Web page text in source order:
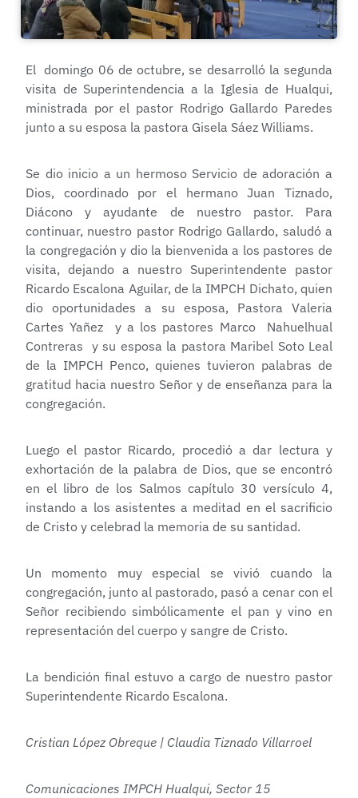
El domingo 06 de octubre, se desarrolló la segunda
visita de Superintendencia a la Iglesia de Hualqui,
ministrada por el pastor Rodrigo Gallardo Paredes
junto a su esposa la pastora Gisela Sáez Williams.
Se dio inicio a un hermoso Servicio de adoración a
Dios, coordinado por el hermano Juan Tiznado,
Diácono y ayudante de nuestro pastor. Para
continuar, nuestro pastor Rodrigo Gallardo, saludó a
la congregación y dio la bienvenida a los pastores de
visita, dejando a nuestro Superintendente pastor
Ricardo Escalona Aguilar, de la IMPCH Dichato, quien
dio oportunidades a su esposa, Pastora Valeria
Cartes Yañez y a los pastores Marco Nahuelhual
Contreras y su esposa la pastora Maribel Soto Leal
de la IMPCH Penco, quienes tuvieron palabras de
gratitud hacia nuestro Señor y de enseñanza para la
congregación.
Luego el pastor Ricardo, procedió a dar lectura y
exhortación de la palabra de Dios, que se encontró
en el libro de los Salmos capítulo 30 versículo 4,
instando a los asistentes a meditad en el sacrificio
de Cristo y celebrad la memoria de su santidad.
Un momento muy especial se vivió cuando la
congregación, junto al pastorado, pasó a cenar con el
Señor recibiendo simbólicamente el pan y vino en
representación del cuerpo y sangre de Cristo.
La bendición final estuvo a cargo de nuestro pastor
Superintendente Ricardo Escalona.
Cristian López Obreque | Claudia Tiznado Villarroel
Comunicaciones IMPCH Hualqui, Sector 15